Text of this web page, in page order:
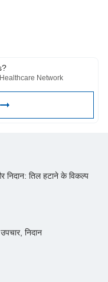
Network
निदान: तिल हटाने के विकल्प
निदान